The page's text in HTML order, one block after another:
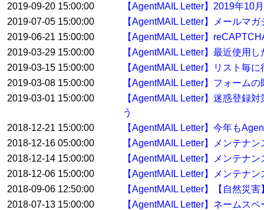
2019-09-20 15:00:00
【AgentMAIL Letter】2019年10
2019-07-05 15:00:00
【AgentMAIL Letter】メールマ
2019-06-21 15:00:00
【AgentMAIL Letter】
2019-03-29 15:00:00
【AgentMAIL Letter】最近使用
2019-03-15 15:00:00
【AgentMAIL Letter】リスト毎
2019-03-08 15:00:00
【AgentMAIL Letter】フォーム
2019-03-01 15:00:00
【AgentMAIL Letter】迷惑登録
う
2018-12-21 15:00:00
【AgentMAIL Letter】今年も
2018-12-16 05:00:00
【AgentMAIL Letter】メンテナ
2018-12-14 15:00:00
【AgentMAIL Letter】メンテナ
2018-12-06 15:00:00
【AgentMAIL Letter】メンテナ
2018-09-06 12:50:00
【AgentMAIL Letter】【自然災
2018-07-13 15:00:00
【AgentMAIL Letter】ネームス